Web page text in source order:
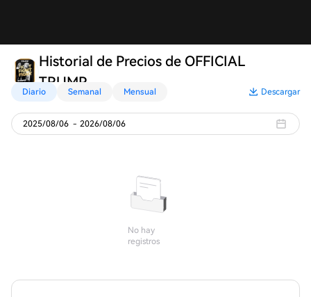
Historial de Precios de OFFICIAL
TRUMP
Diario Semanal Mensual Descargar
2025/08/06 - 2026/08/06
No hay
registros